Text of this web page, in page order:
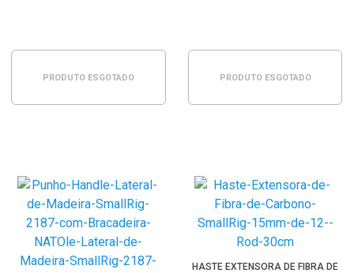
PRODUTO ESGOTADO PRODUTO ESGOTADO
HASTE EXTENSORA DE FIBRA DE